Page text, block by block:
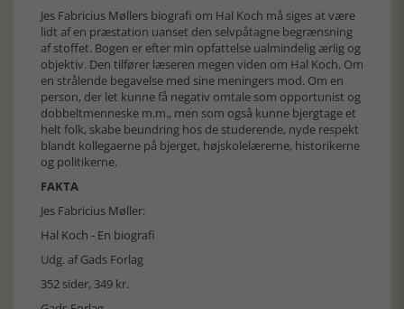
Jes Fabricius Møllers biografi om Hal Koch må siges at være
lidt af en præstation uanset den selvpåtagne begrænsning
af stoffet. Bogen er efter min opfattelse ualmindelig ærlig og
objektiv. Den tilfører læseren megen viden om Hal Koch. Om
en strålende begavelse med sine meningers mod. Om en
person, der let kunne få negativ omtale som opportunist og
dobbeltmenneske m.m., men som også kunne bjergtage et
helt folk, skabe beundring hos de studerende, nyde respekt
blandt kollegaerne på bjerget, højskolelærerne, historikerne
og politikerne.
FAKTA
Jes Fabricius Møller:
Hal Koch - En biografi
Udg. af Gads Forlag
352 sider, 349 kr.